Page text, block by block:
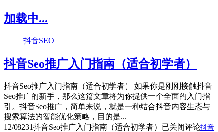
加载中...
抖音SEO
抖音Seo推广入门指南（适合初学者）
抖音Seo推广入门指南（适合初学者） 如果你是刚刚接触抖音
Seo推广的新手，那么这篇文章将为你提供一个全面的入门指
引。抖音Seo推广，简单来说，就是一种结合抖音内容生态与
搜索算法的智能优化策略，目的是...
12/08231抖音Seo推广入门指南（适合初学者） 已关闭评论抖音